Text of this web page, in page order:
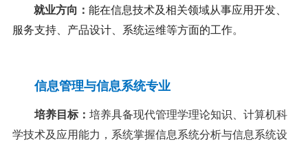
就业方向 ： 能在信息技术及相关领域从事应用开发、
服务支持、产品设计、系统运维等方面的工作。
信息管理与信息系统专业
培养目标： 培养具备现代管理学理论知识、计算机科
学技术及应用能力，系统掌握信息系统分析与信息系统设